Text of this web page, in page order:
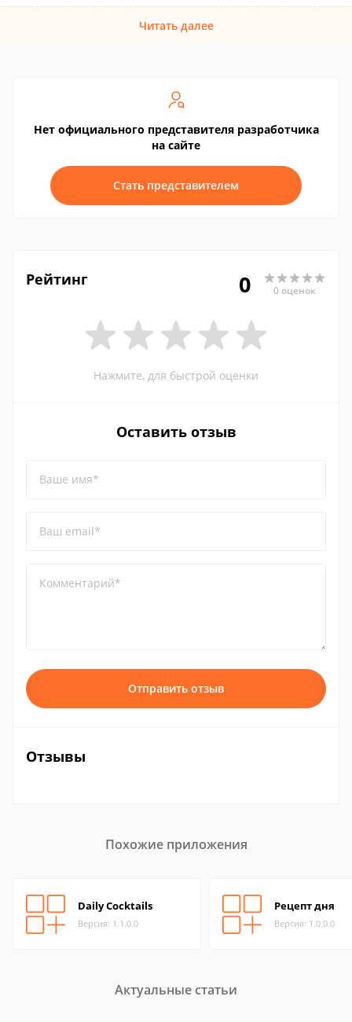
Читать далее
Нет официального представителя разработчика
на сайте
Стать представителем
Рейтинг 0 0 оценок
Нажмите, для быстрой оценки
Оставить отзыв
Ваше имя*
Ваш email*
Комментарий*
Отправить отзыв
Отзывы
Похожие приложения
Daily Cocktails
Версия: 1.1.0.0
Рецепт дня
Версия: 1.0.0.0
Актуальные статьи